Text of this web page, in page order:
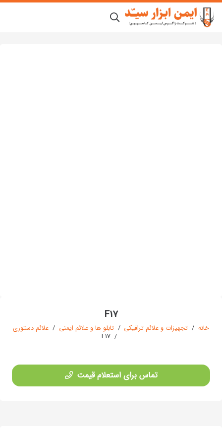
F17
خانه / تجهیزات و علائم ترافیکی / تابلو ها و علائم ایمنی / علائم دستوری
/
F17
تماس برای استعلام قیمت